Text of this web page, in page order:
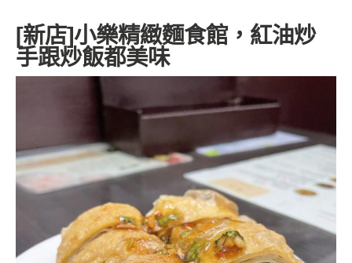
[新店]小樂精緻麵食館，紅油炒
手跟炒飯都美味